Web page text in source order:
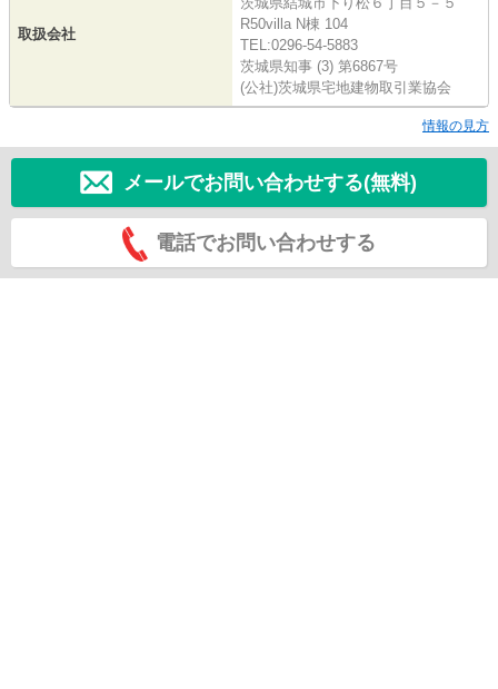
取扱会社
R50villa N棟 104
TEL:0296-54-5883
茨城県知事 (3) 第6867号
(公社)茨城県宅地建物取引業協会
情報の見方
メールでお問い合わせする(無料)
電話でお問い合わせする